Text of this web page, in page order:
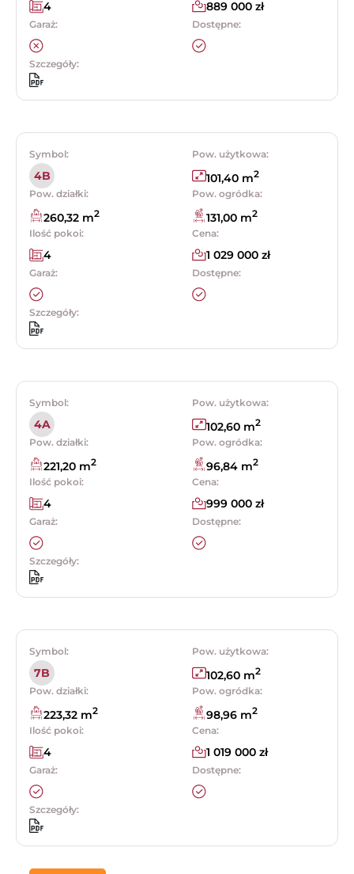
4 889 000 zł
Garaż: Dostępne:
Szczegóły:
Symbol:
4B
Pow. użytkowa:
101,40 m2
Pow. działki:
260,32 m2
Pow. ogródka:
131,00 m2
Ilość pokoi:
4
Cena:
1 029 000 zł
Garaż: Dostępne:
Szczegóły:
Symbol:
4A
Pow. użytkowa:
102,60 m2
Pow. działki:
221,20 m2
Pow. ogródka:
96,84 m2
Ilość pokoi:
4
Cena:
999 000 zł
Garaż: Dostępne:
Szczegóły:
Symbol:
7B
Pow. użytkowa:
102,60 m2
Pow. działki:
223,32 m2
Pow. ogródka:
98,96 m2
Ilość pokoi:
4
Cena:
1 019 000 zł
Garaż: Dostępne:
Szczegóły: